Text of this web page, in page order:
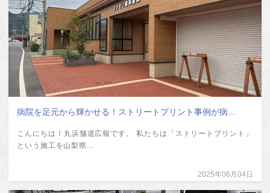
病院を足元から輝かせる！ストリートプリント事例が病…
こんにちは！丸浜舗道広報です。 私たちは「ストリートプリント」
という施工を山梨県...
2025年06月04日